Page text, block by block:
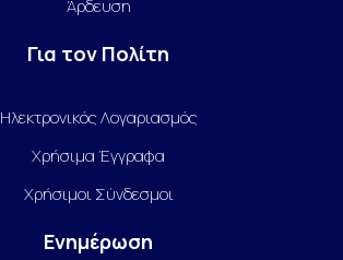
Άρδευση
Για τον Πολίτη
Ηλεκτρονικός Λογαριασμός
Χρήσιμα Έγγραφα
Χρήσιμοι Σύνδεσμοι
Ενημέρωση